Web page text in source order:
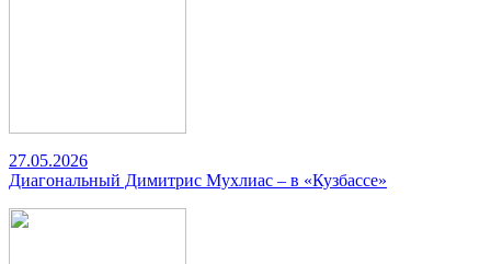
27.05.2026
Диагональный Димитрис Мухлиас – в «Кузбассе»